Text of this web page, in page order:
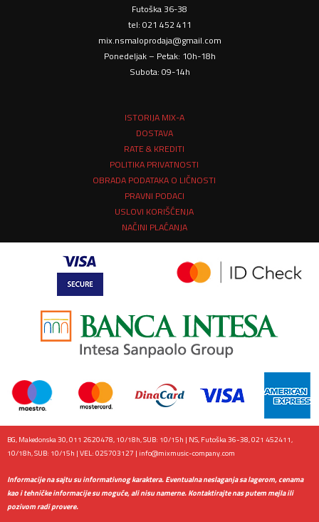
Futoška 36-38
tel: 021 452 411
mix.nsmaloprodaja@gmail.com
Ponedeljak – Petak: 10h-18h
Subota: 09-14h
ISTORIJA MIX-A
DOSTAVA
RATE & KREDITI
POLITIKA PRIVATNOSTI
OBRADA PODATAKA O LIČNOSTI
PRAVNI PODACI
USLOVI KORIŠĆENJA
NAČINI PLAĆANJA
BG, Makedonska 30, 011 2620478, 10/18h, SUB: 10/15h | NS, Futoška 36-38, 021 452411,
10/18h, SUB: 10/15h | VEL: 025703127 | info@mixmusic-company.com
Informacije na sajtu su informativnog karaktera. Eventualna neslaganja sa lagerom, cenama
kao i tehničke informacije su moguće, ali nisu namerne. Kontaktirajte nas putem mejla ili
pozivom radi provere.